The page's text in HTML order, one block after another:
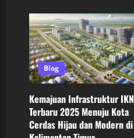
Proyek
Jalan
IKN
dan
Upaya
Pemerintah
Mewujudkan
Konektivitas
Penuh
Ibu
Kota
Nusantara
Blog
Kemajuan Infrastruktur IKN
Terbaru 2025 Menuju Kota
Cerdas Hijau dan Modern di